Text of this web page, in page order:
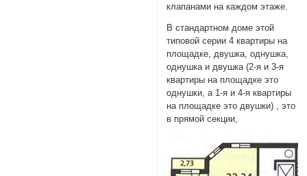
клапанами на каждом этаже.
В стандартном доме этой
типовой серии 4 квартиры на
площадке, двушка, однушка,
однушка и двушка (2-я и 3-я
квартиры на площадке это
однушки, а 1-я и 4-я квартиры
на площадке это двушки) , это
в прямой секции,